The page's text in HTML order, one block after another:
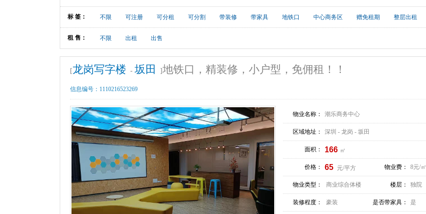
标 签： 不限 可注册 可分租 可分割 带装修 带家具 地铁口 中心商务区 赠免租期 整层出租
租 售： 不限 出租 出售
[龙岗写字楼 - 坂田 ]地铁口，精装修，小户型，免佣租！！
信息编号： 1110216523269
物业名称： 潮乐商务中心
区域地址： 深圳 - 龙岗 - 坂田
面积： 166 ㎡
价格： 65 元/平方 物业费： 8元/㎡
物业类型： 商业综合体楼 楼层： 独院
装修程度： 豪装 是否带家具： 是